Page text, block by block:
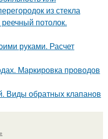
из стекла
потолок.
руками. Расчет
Маркировка проводов
Виды обратных клапанов